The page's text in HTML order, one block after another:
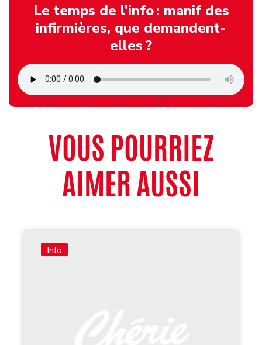
Le temps de l'info : manif des
infirmières, que demandent-
elles ?
VOUS POURRIEZ
AIMER AUSSI
Info